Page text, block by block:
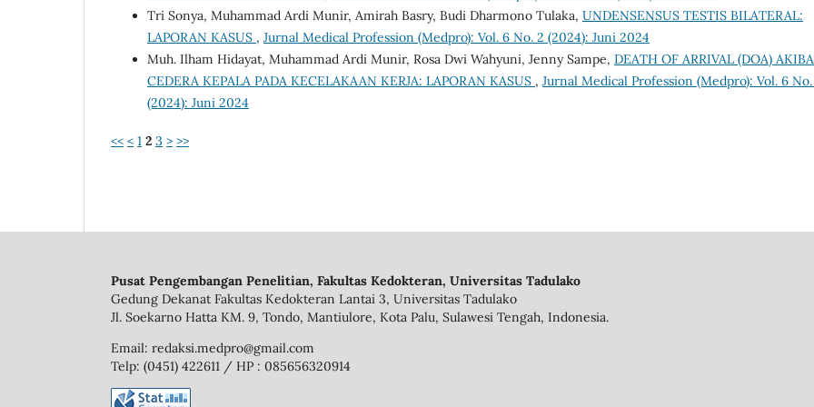
Tri Sonya, Muhammad Ardi Munir, Amirah Basry, Budi Dharmono Tulaka, UNDENSENSUS TESTIS BILATERAL:
LAPORAN KASUS , Jurnal Medical Profession (Medpro): Vol. 6 No. 2 (2024): Juni 2024
Muh. Ilham Hidayat, Muhammad Ardi Munir, Rosa Dwi Wahyuni, Jenny Sampe, DEATH OF ARRIVAL (DOA)
CEDERA KEPALA PADA KECELAKAAN KERJA: LAPORAN KASUS , Jurnal Medical Profession (Medpro): Vol. 6 No.
(2024): Juni 2024
<< < 1 2 3 > >>
Pusat Pengembangan Penelitian, Fakultas Kedokteran, Universitas Tadulako
Gedung Dekanat Fakultas Kedokteran Lantai 3, Universitas Tadulako
Jl. Soekarno Hatta KM. 9, Tondo, Mantiulore, Kota Palu, Sulawesi Tengah, Indonesia.
Email: redaksi.medpro@gmail.com
Telp: (0451) 422611 / HP : 085656320914